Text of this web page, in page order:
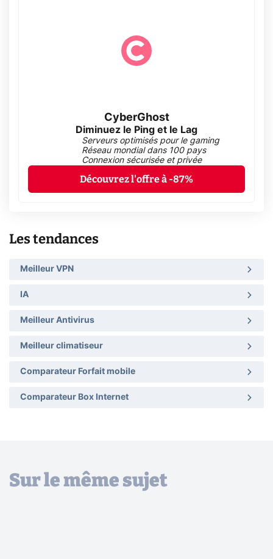
CyberGhost
Diminuez le Ping et le Lag
Serveurs optimisés pour le gaming
Réseau mondial dans 100 pays
Connexion sécurisée et privée
Découvrez l'offre à -87%
Les tendances
Meilleur VPN
IA
Meilleur Antivirus
Meilleur climatiseur
Comparateur Forfait mobile
Comparateur Box Internet
Sur le même sujet